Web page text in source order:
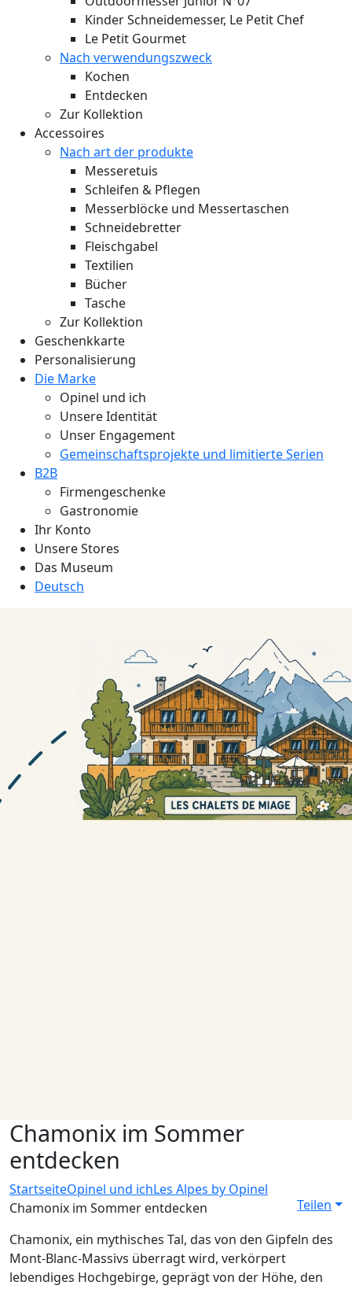
Kinder Schneidemesser, Le Petit Chef
Le Petit Gourmet
Nach verwendungszweck
Kochen
Entdecken
Zur Kollektion
Accessoires
Nach art der produkte
Messeretuis
Schleifen & Pflegen
Messerblöcke und Messertaschen
Schneidebretter
Fleischgabel
Textilien
Bücher
Tasche
Zur Kollektion
Geschenkkarte
Personalisierung
Die Marke
Opinel und ich
Unsere Identität
Unser Engagement
Gemeinschaftsprojekte und limitierte Serien
B2B
Firmengeschenke
Gastronomie
Ihr Konto
Unsere Stores
Das Museum
Deutsch
Chamonix im Sommer
entdecken
StartseiteOpinel und ichLes Alpes by Opinel
Chamonix im Sommer entdecken
Teilen
Chamonix, ein mythisches Tal, das von den Gipfeln des
Mont-Blanc-Massivs überragt wird, verkörpert
lebendiges Hochgebirge, geprägt von der Höhe, den